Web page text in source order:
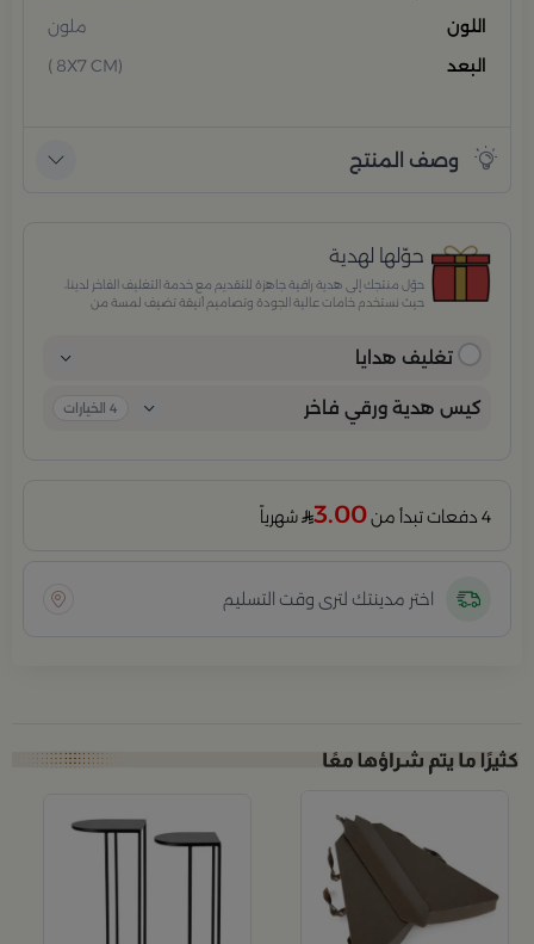
اللون
ملون
البعد
(8X7 CM )
وصف المنتج
حوّلها لهدية
حوّل منتجك إلى هدية راقية جاهزة للتقديم مع خدمة التغليف الفاخر لدينا،
حيث نستخدم خامات عالية الجودة وتصاميم أنيقة تضيف لمسة من
تغليف هدايا
كيس هدية ورقي فاخر 4 الخيارات
4 دفعات تبدأ من 3.00 شهرياً
اختر مدينتك لترى وقت التسليم